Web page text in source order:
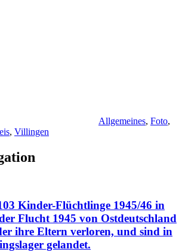
Allgemeines, Foto,
, Villingen
Kinder-Flüchtlinge 1945/46 in
Flucht 1945 von Ostdeutschland
ihre Eltern verloren, und sind in
gelandet.